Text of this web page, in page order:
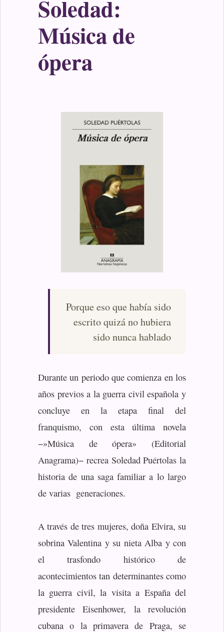
Soledad:
Música de
ópera
Porque eso que había sido
escrito quizá no hubiera
sido nunca hablado
Durante un periodo que comienza en los
años previos a la guerra civil española y
concluye en la etapa final del
franquismo, con esta última novela
−»Música de ópera» (Editorial
Anagrama)− recrea Soledad Puértolas la
historia de una saga familiar a lo largo
de varias generaciones.
A través de tres mujeres, doña Elvira, su
sobrina Valentina y su nieta Alba y con
el trasfondo histórico de
acontecimientos tan determinantes como
la guerra civil, la visita a España del
presidente Eisenhower, la revolución
cubana o la primavera de Praga, se